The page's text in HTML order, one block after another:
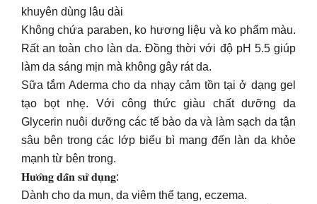
khuyên dùng lâu dài
Không chứa paraben, ko hương liệu và ko phẩm màu.
Rất an toàn cho làn da. Đồng thời với độ pH 5.5 giúp
làm da sáng mịn mà không gây rát da.
Sữa tắm Aderma cho da nhạy cảm tồn tại ở dạng gel
tạo bọt nhẹ. Với công thức giàu chất dưỡng da
Glycerin nuôi dưỡng các tế bào da và làm sạch da tận
sâu bên trong các lớp biểu bì mang đến làn da khỏe
mạnh từ bên trong.
𝐇𝐮̛𝐨̛́𝐧𝐠 𝐝𝐚̂̃𝐧 𝐬𝐮̛̉ 𝐝𝐮̣𝐧𝐠:
Dành cho da mụn, da viêm thể tạng, eczema.